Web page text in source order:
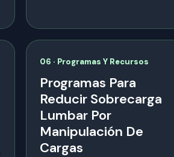
06 · Programas Y Recursos
Programas Para
Reducir Sobrecarga
Lumbar Por
Manipulación De
Cargas